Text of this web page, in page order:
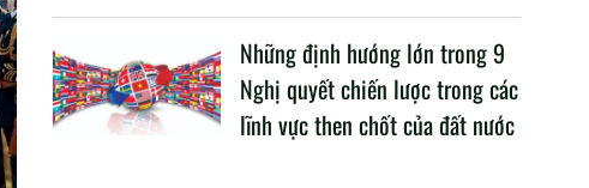
Những định hướng lớn trong 9
Nghị quyết chiến lược trong các
lĩnh vực then chốt của đất nước